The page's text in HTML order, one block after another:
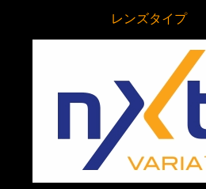
レンズタイプ